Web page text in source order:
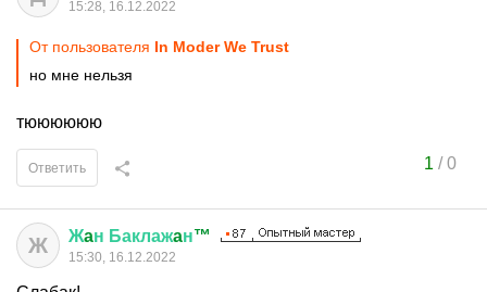
15:28, 16.12.2022
От пользователя In Moder We Trust
но мне нельзя
тюююююю
1 /0
Ответить
Ж Жaн Баклажaн™
15:30, 16.12.2022